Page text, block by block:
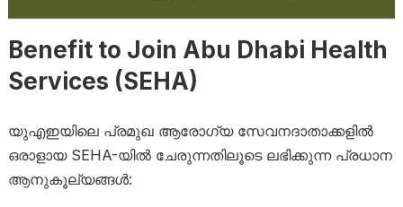
Benefit to Join Abu Dhabi Health
Services (SEHA)
യുഎഇയിലെ പ്രമുഖ ആരോഗ്യ സേവനദാതാക്കളിൽ
ഒരാളായ SEHA-യിൽ ചേരുന്നതിലൂടെ ലഭിക്കുന്ന പ്രധാന
ആനുകൂല്യങ്ങൾ: